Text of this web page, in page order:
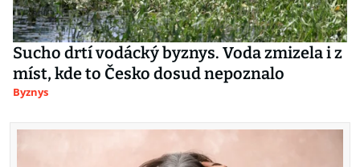
Sucho drtí vodácký byznys. Voda zmizela i z
míst, kde to Česko dosud nepoznalo
Byznys